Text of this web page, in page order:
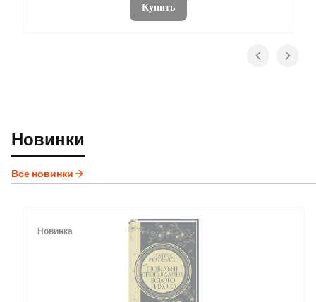
Купить
Новинки
Все новинки
Новинка